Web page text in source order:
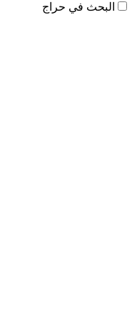
البحث في حراج